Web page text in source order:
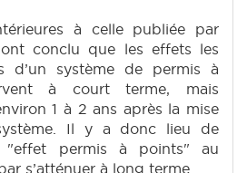
à celle publiée par
conclu que les effets les
d’un système de permis à
à court terme, mais
1 à 2 ans après la mise
Il y a donc lieu de
"effet permis à points" au
s’atténuer à long terme.